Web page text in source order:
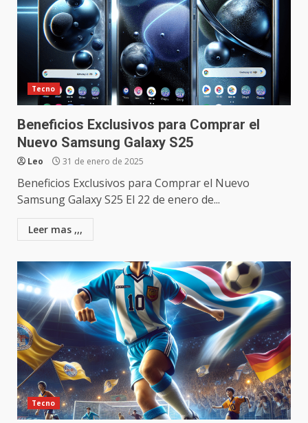
Tecno
Beneficios Exclusivos para Comprar el
Nuevo Samsung Galaxy S25
Leo 31 de enero de 2025
Beneficios Exclusivos para Comprar el Nuevo
Samsung Galaxy S25 El 22 de enero de...
Leer mas ,,,
Tecno